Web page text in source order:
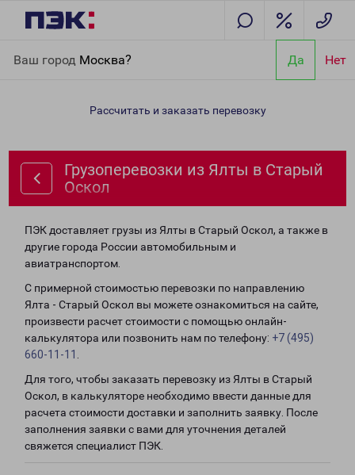
Ваш город Москва? Да Нет
Оскол
Рассчитать и заказать перевозку
Грузоперевозки из Ялты в Старый
Оскол
ПЭК доставляет грузы из Ялты в Старый Оскол, а также в
другие города России автомобильным и
авиатранспортом.
С примерной стоимостью перевозки по направлению
Ялта - Старый Оскол вы можете ознакомиться на сайте,
произвести расчет стоимости с помощью онлайн-
калькулятора или позвонить нам по телефону: +7 (495)
660-11-11
Для того, чтобы заказать перевозку из Ялты в Старый
Оскол, в калькуляторе необходимо ввести данные для
расчета стоимости доставки и заполнить заявку. После
заполнения заявки с вами для уточнения деталей
свяжется специалист ПЭК.